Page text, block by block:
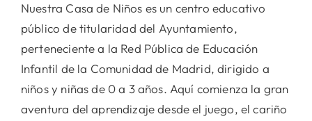
Nuestra Casa de Niños es un centro educativo
público de titularidad del Ayuntamiento,
perteneciente a la Red Pública de Educación
Infantil de la Comunidad de Madrid, dirigido a
niños y niñas de 0 a 3 años. Aquí comienza la gran
aventura del aprendizaje desde el juego, el cariño